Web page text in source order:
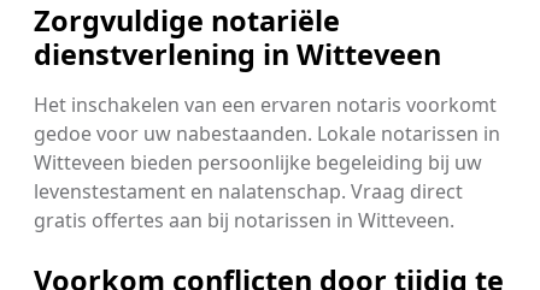
Zorgvuldige notariële
dienstverlening in Witteveen
Het inschakelen van een ervaren notaris voorkomt
gedoe voor uw nabestaanden. Lokale notarissen in
Witteveen bieden persoonlijke begeleiding bij uw
levenstestament en nalatenschap. Vraag direct
gratis offertes aan bij notarissen in Witteveen.
Voorkom conflicten door tijdig te